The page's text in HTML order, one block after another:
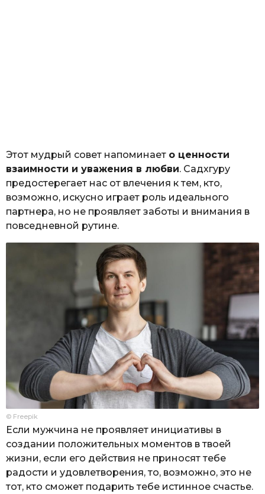
Этот мудрый совет напоминает о ценности
взаимности и уважения в любви. Садхгуру
предостерегает нас от влечения к тем, кто,
возможно, искусно играет роль идеального
партнера, но не проявляет заботы и внимания в
повседневной рутине.
© Freepik
Если мужчина не проявляет инициативы в
создании положительных моментов в твоей
жизни, если его действия не приносят тебе
радости и удовлетворения, то, возможно, это не
тот, кто сможет подарить тебе истинное счастье.